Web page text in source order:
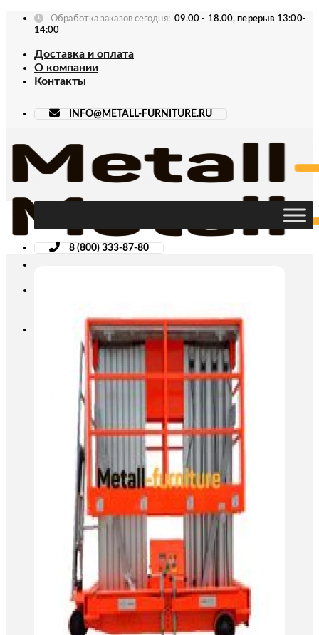
Skip
Обработка заказов сегодня: 09.00 - 18.00, перерыв 13:00-
14:00
Доставка и оплата
О компании
Контакты
INFO@METALL-FURNITURE.RU
8 (800) 333-87-80